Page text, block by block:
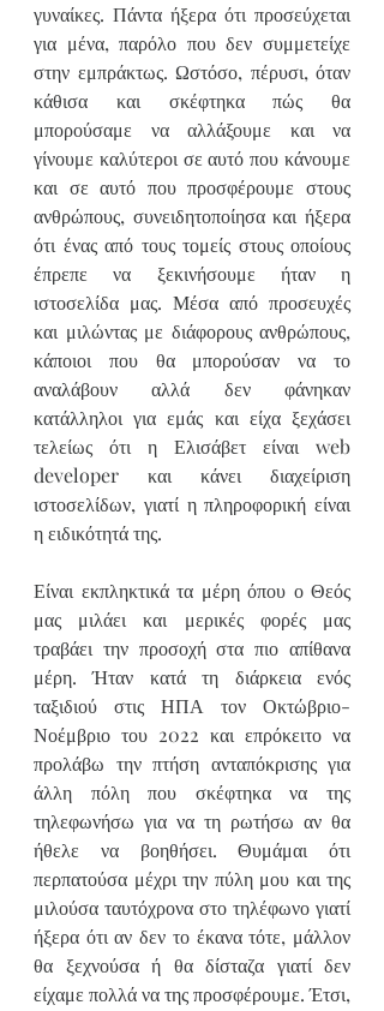
γυναίκες. Πάντα ήξερα ότι προσεύχεται
για μένα, παρόλο που δεν συμμετείχε
στην εμπράκτως. Ωστόσο, πέρυσι, όταν
κάθισα και σκέφτηκα πώς θα
μπορούσαμε να αλλάξουμε και να
γίνουμε καλύτεροι σε αυτό που κάνουμε
και σε αυτό που προσφέρουμε στους
ανθρώπους, συνειδητοποίησα και ήξερα
ότι ένας από τους τομείς στους οποίους
έπρεπε να ξεκινήσουμε ήταν η
ιστοσελίδα μας. Μέσα από προσευχές
και μιλώντας με διάφορους ανθρώπους,
κάποιοι που θα μπορούσαν να το
αναλάβουν αλλά δεν φάνηκαν
κατάλληλοι για εμάς και είχα ξεχάσει
τελείως ότι η Ελισάβετ είναι web
developer και κάνει διαχείριση
ιστοσελίδων, γιατί η πληροφορική είναι
η ειδικότητά της.
Είναι εκπληκτικά τα μέρη όπου ο Θεός
μας μιλάει και μερικές φορές μας
τραβάει την προσοχή στα πιο απίθανα
μέρη. Ήταν κατά τη διάρκεια ενός
ταξιδιού στις ΗΠΑ τον Οκτώβριο-
Νοέμβριο του 2022 και επρόκειτο να
προλάβω την πτήση ανταπόκρισης για
άλλη πόλη που σκέφτηκα να της
τηλεφωνήσω για να τη ρωτήσω αν θα
ήθελε να βοηθήσει. Θυμάμαι ότι
περπατούσα μέχρι την πύλη μου και της
μιλούσα ταυτόχρονα στο τηλέφωνο γιατί
ήξερα ότι αν δεν το έκανα τότε, μάλλον
θα ξεχνούσα ή θα δίσταζα γιατί δεν
είχαμε πολλά να της προσφέρουμε. Έτσι,